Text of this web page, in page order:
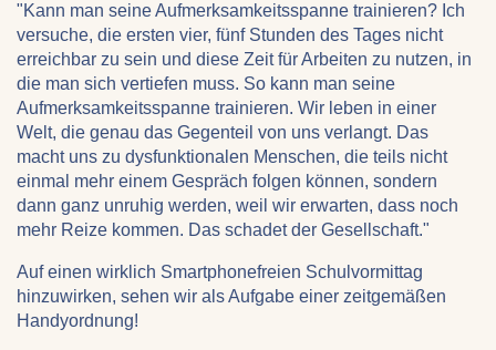
"Kann man seine Aufmerksamkeitsspanne trainieren? Ich
versuche, die ersten vier, fünf Stunden des Tages nicht
erreichbar zu sein und diese Zeit für Arbeiten zu nutzen, in
die man sich vertiefen muss. So kann man seine
Aufmerksamkeitsspanne trainieren. Wir leben in einer
Welt, die genau das Gegenteil von uns verlangt. Das
macht uns zu dysfunktionalen Menschen, die teils nicht
einmal mehr einem Gespräch folgen können, sondern
dann ganz unruhig werden, weil wir erwarten, dass noch
mehr Reize kommen. Das schadet der Gesellschaft."
Auf einen wirklich Smartphonefreien Schulvormittag
hinzuwirken, sehen wir als Aufgabe einer zeitgemäßen
Handyordnung!